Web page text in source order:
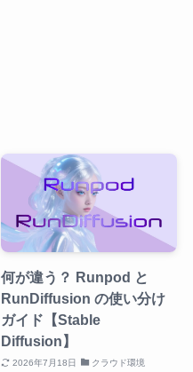
何が違う？ Runpod と
RunDiffusion の使い分け
ガイド【Stable
Diffusion】
2026年7月18日 クラウド環境